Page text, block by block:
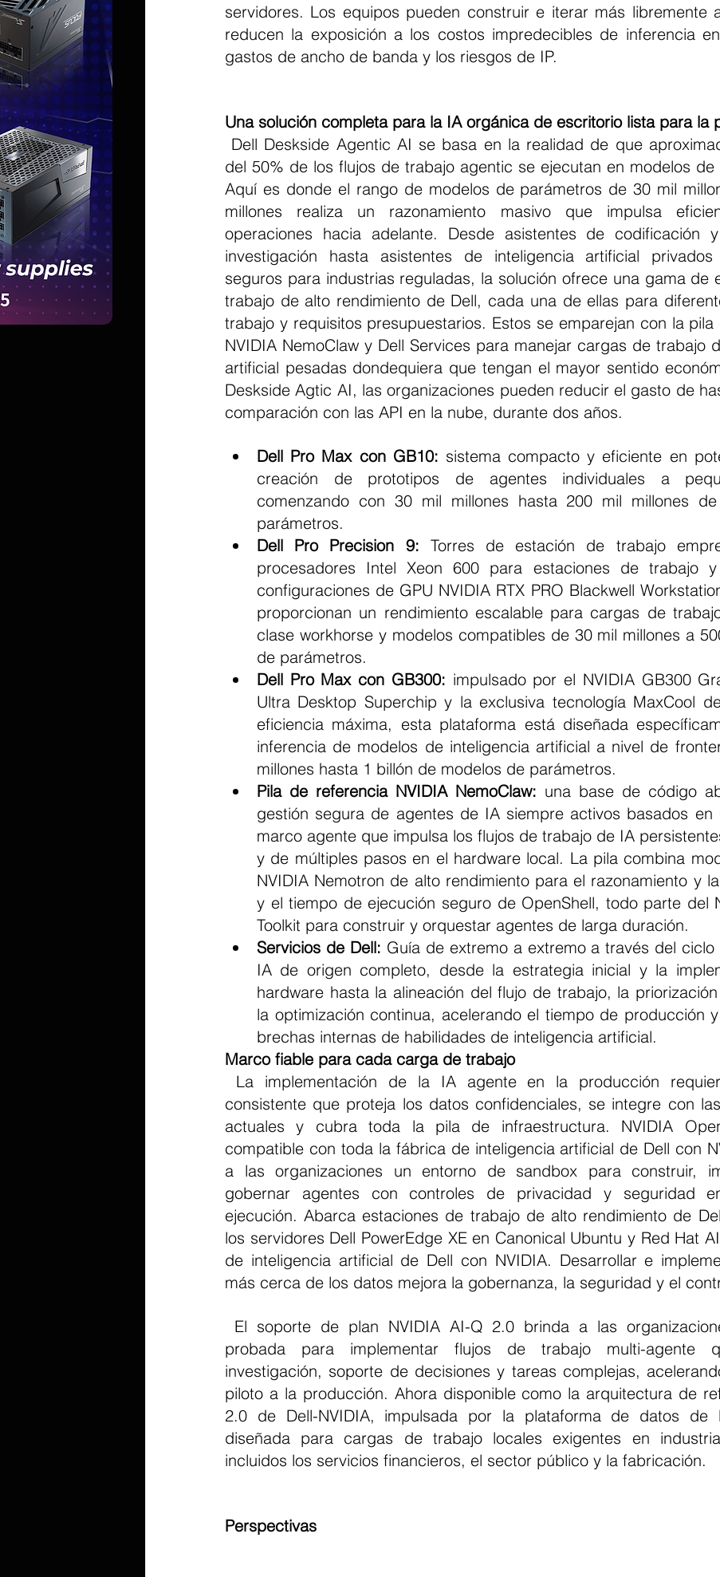
servidores. Los equipos pueden construir e iterar más libremente
reducen la exposición a los costos impredecibles de inferencia
gastos de ancho de banda y los riesgos de IP.
Una solución completa para la IA orgánica de escritorio lista para la
del 50% de los flujos de trabajo agentic se ejecutan en modelos de
Aquí es donde el rango de modelos de parámetros de 30 mil
millones realiza un razonamiento masivo que impulsa
operaciones hacia adelante. Desde asistentes de codificación
investigación hasta asistentes de inteligencia artificial
seguros para industrias reguladas, la solución ofrece una gama de
trabajo de alto rendimiento de Dell, cada una de ellas para
trabajo y requisitos presupuestarios. Estos se emparejan con la pila
NVIDIA NemoClaw y Dell Services para manejar cargas de trabajo
artificial pesadas dondequiera que tengan el mayor sentido
Deskside Agtic AI, las organizaciones pueden reducir el gasto de
comparación con las API en la nube, durante dos años.
Dell Pro Max con GB10: sistema compacto y eficiente en
creación de prototipos de agentes individuales a
comenzando con 30 mil millones hasta 200 mil millones
parámetros.
Dell Pro Precision 9: Torres de estación de trabajo
procesadores Intel Xeon 600 para estaciones de trabajo
configuraciones de GPU NVIDIA RTX PRO Blackwell
proporcionan un rendimiento escalable para cargas de
clase workhorse y modelos compatibles de 30 mil millones a
de parámetros.
Dell Pro Max con GB300: impulsado por el NVIDIA GB300
Ultra Desktop Superchip y la exclusiva tecnología MaxCool
eficiencia máxima, esta plataforma está diseñada
inferencia de modelos de inteligencia artificial a nivel de
millones hasta 1 billón de modelos de parámetros.
Pila de referencia NVIDIA NemoClaw: una base de código
gestión segura de agentes de IA siempre activos basados en
marco agente que impulsa los flujos de trabajo de IA
y de múltiples pasos en el hardware local. La pila combina
NVIDIA Nemotron de alto rendimiento para el razonamiento y
y el tiempo de ejecución seguro de OpenShell, todo parte del
Toolkit para construir y orquestar agentes de larga duración.
Servicios de Dell: Guía de extremo a extremo a través del
IA de origen completo, desde la estrategia inicial y la
hardware hasta la alineación del flujo de trabajo, la
la optimización continua, acelerando el tiempo de producción
brechas internas de habilidades de inteligencia artificial.
Marco fiable para cada carga de trabajo
consistente que proteja los datos confidenciales, se integre con
actuales y cubra toda la pila de infraestructura. NVIDIA
compatible con toda la fábrica de inteligencia artificial de Dell con
a las organizaciones un entorno de sandbox para construir,
gobernar agentes con controles de privacidad y seguridad
ejecución. Abarca estaciones de trabajo de alto rendimiento de
los servidores Dell PowerEdge XE en Canonical Ubuntu y Red Hat
de inteligencia artificial de Dell con NVIDIA. Desarrollar e
más cerca de los datos mejora la gobernanza, la seguridad y el
probada para implementar flujos de trabajo multi-agente
investigación, soporte de decisiones y tareas complejas,
piloto a la producción. Ahora disponible como la arquitectura de
2.0 de Dell-NVIDIA, impulsada por la plataforma de datos de
diseñada para cargas de trabajo locales exigentes en
incluidos los servicios financieros, el sector público y la fabricación.
Perspectivas